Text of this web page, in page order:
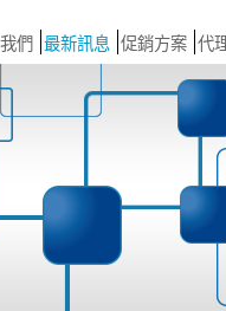
們 最新訊息 促銷方案 代